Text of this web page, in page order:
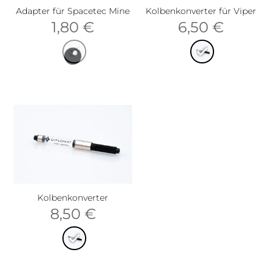
Adapter für Spacetec Mine
1,80€
Kolbenkonverter für Viper
6,50€
Kolbenkonverter
8,50 €